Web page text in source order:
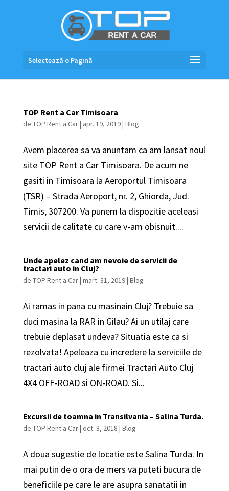
Selectează o Pagină
TOP Rent a Car Timisoara
de TOP Rent a Car| apr. 19, 2019| Blog
Avem placerea sa va anuntam ca am lansat noul
site TOP Rent a Car Timisoara. De acum ne
gasiti in Timisoara la Aeroportul Timisoara
(TSR) – Strada Aeroport, nr. 2, Ghiorda, Jud.
Timis, 307200. Va punem la dispozitie aceleasi
servicii de calitate cu care v-am obisnuit....
Unde apelez cand am nevoie de servicii de
tractari auto in Cluj?
de TOP Rent a Car| mart. 31, 2019| Blog
Ai ramas in pana cu masinain Cluj? Trebuie sa
duci masina la RAR in Gilau? Ai un utilaj care
trebuie deplasat undeva? Situatia este ca si
rezolvata! Apeleaza cu incredere la serviciile de
tractari auto cluj ale firmei Tractari Auto Cluj
4X4 OFF-ROAD si ON-ROAD. Si...
Excursii de toamna in Transilvania – Salina Turda.
de TOP Rent a Car| oct. 8, 2018 | Blog
A doua sugestie de locatie este Salina Turda. In
mai putin de o ora de mers va puteti bucura de
beneficiile pe care le are asupra sanatatii in